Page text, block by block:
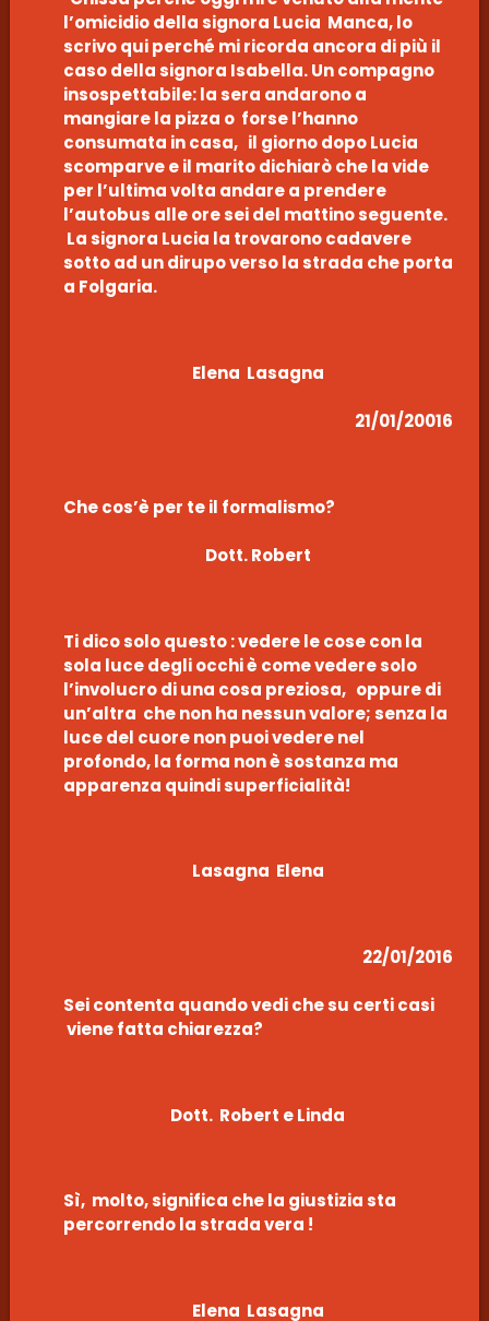
l’omicidio della signora Lucia Manca, lo
scrivo qui perché mi ricorda ancora di più il
caso della signora Isabella. Un compagno
insospettabile: la sera andarono a
mangiare la pizza o forse l’hanno
consumata in casa, il giorno dopo Lucia
scomparve e il marito dichiarò che la vide
per l’ultima volta andare a prendere
l’autobus alle ore sei del mattino seguente.
La signora Lucia la trovarono cadavere
sotto ad un dirupo verso la strada che porta
a Folgaria.
Elena Lasagna
21/01/20016
Che cos’è per te il formalismo?
Dott. Robert
Ti dico solo questo : vedere le cose con la
sola luce degli occhi è come vedere solo
l’involucro di una cosa preziosa, oppure di
un’altra che non ha nessun valore; senza la
luce del cuore non puoi vedere nel
profondo, la forma non è sostanza ma
apparenza quindi superficialità!
Lasagna Elena
22/01/2016
Sei contenta quando vedi che su certi casi
viene fatta chiarezza?
Dott. Robert e Linda
Sì, molto, significa che la giustizia sta
percorrendo la strada vera !
Elena Lasagna